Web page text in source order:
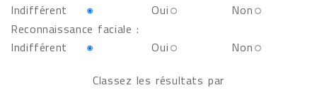
Indifférent
Oui
Non
Reconnaissance faciale :
Indifférent
Oui
Non
Classez les résultats par